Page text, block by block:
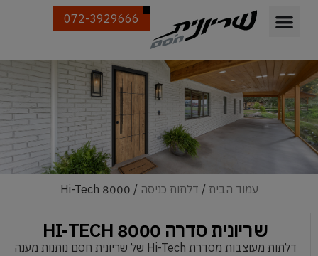
072-3929666
עמוד הבית / דלתות כניסה / 8000 Hi-Tech
שריונית סדרה 8000 HI-TECH
דלתות מעוצבות מסדרת Hi-Tech של שריונית חסם נותנות מענה